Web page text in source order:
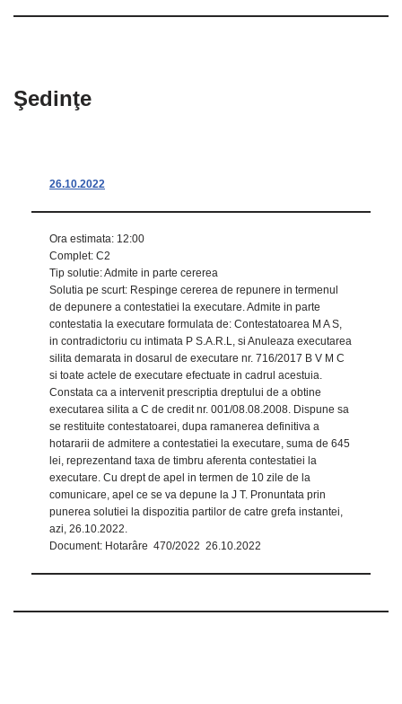
Şedinţe
26.10.2022
Ora estimata: 12:00
Complet: C2
Tip solutie: Admite in parte cererea
Solutia pe scurt: Respinge cererea de repunere in termenul
de depunere a contestatiei la executare. Admite in parte
contestatia la executare formulata de: Contestatoarea M A S,
in contradictoriu cu intimata P S.A.R.L, si Anuleaza executarea
silita demarata in dosarul de executare nr. 716/2017 B V M C
si toate actele de executare efectuate in cadrul acestuia.
Constata ca a intervenit prescriptia dreptului de a obtine
executarea silita a C de credit nr. 001/08.08.2008. Dispune sa
se restituite contestatoarei, dupa ramanerea definitiva a
hotararii de admitere a contestatiei la executare, suma de 645
lei, reprezentand taxa de timbru aferenta contestatiei la
executare. Cu drept de apel in termen de 10 zile de la
comunicare, apel ce se va depune la J T. Pronuntata prin
punerea solutiei la dispozitia partilor de catre grefa instantei,
azi, 26.10.2022.
Document: Hotarâre 470/2022 26.10.2022